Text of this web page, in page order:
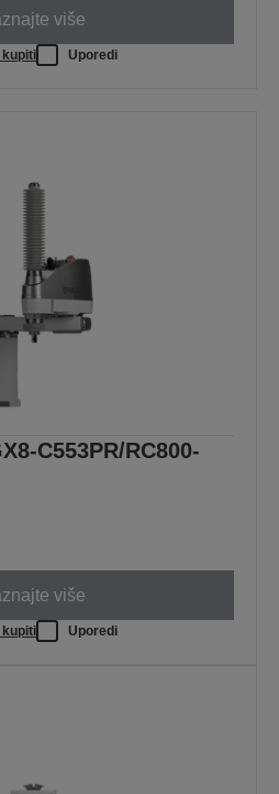
više
kupiti Uporedi
C553PR/RC800-
više
kupiti Uporedi